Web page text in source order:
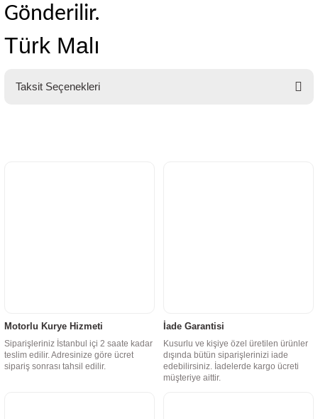
Gönderilir.
Türk Malı
Taksit Seçenekleri
Motorlu Kurye Hizmeti
Siparişleriniz İstanbul içi 2 saate kadar
teslim edilir. Adresinize göre ücret
sipariş sonrası tahsil edilir.
İade Garantisi
Kusurlu ve kişiye özel üretilen ürünler
dışında bütün siparişlerinizi iade
edebilirsiniz. İadelerde kargo ücreti
müşteriye aittir.